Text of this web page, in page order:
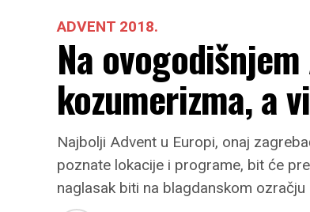
ADVENT 2018.
Na
kozumerizma, a
Najbolji Advent u Europi, onaj
poznate lokacije i programe, bit će
naglasak biti na blagdanskom